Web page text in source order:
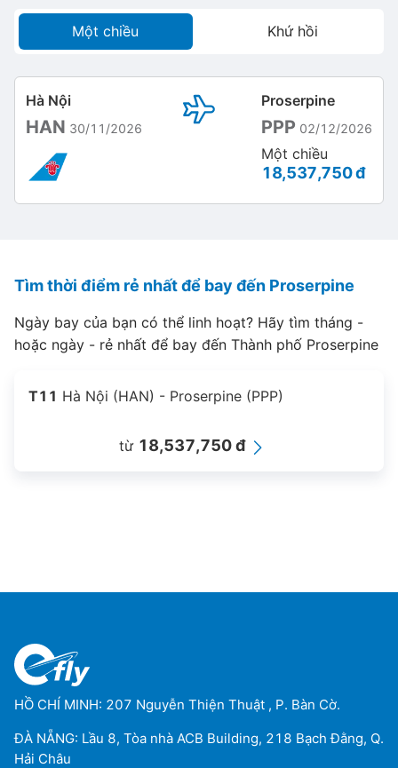
Một chiều Khứ hồi
Hà Nội
HAN 30/11/2026
Proserpine
PPP 02/12/2026
Một chiều
18,537,750 đ
Tìm thời điểm rẻ nhất để bay đến Proserpine
Ngày bay của bạn có thể linh hoạt? Hãy tìm tháng -
hoặc ngày - rẻ nhất để bay đến Thành phố Proserpine
T11 Hà Nội (HAN) - Proserpine (PPP)
từ 18,537,750 đ
HỒ CHÍ MINH: 207 Nguyễn Thiện Thuật , P. Bàn Cờ.
ĐÀ NẴNG: Lầu 8, Tòa nhà ACB Building, 218 Bạch Đằng, Q.
Hải Châu